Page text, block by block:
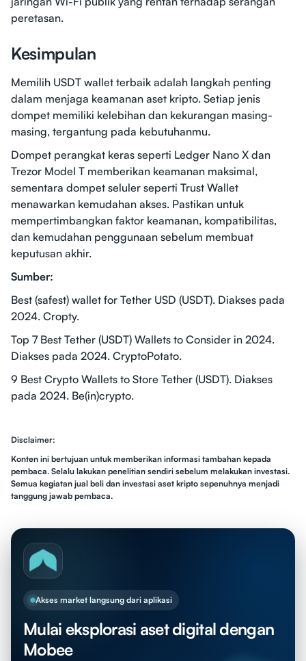
peretasan.
Kesimpulan
Memilih USDT wallet terbaik adalah langkah penting
dalam menjaga keamanan aset kripto. Setiap jenis
dompet memiliki kelebihan dan kekurangan masing-
masing, tergantung pada kebutuhanmu.
Dompet perangkat keras seperti Ledger Nano X dan
Trezor Model T memberikan keamanan maksimal,
sementara dompet seluler seperti Trust Wallet
menawarkan kemudahan akses. Pastikan untuk
mempertimbangkan faktor keamanan, kompatibilitas,
dan kemudahan penggunaan sebelum membuat
keputusan akhir.
Sumber:
Best (safest) wallet for Tether USD (USDT). Diakses pada
2024. Cropty.
Top 7 Best Tether (USDT) Wallets to Consider in 2024.
Diakses pada 2024. CryptoPotato.
9 Best Crypto Wallets to Store Tether (USDT). Diakses
pada 2024. Be(in)crypto.
Disclaimer:
Konten ini bertujuan untuk memberikan informasi tambahan kepada
pembaca. Selalu lakukan penelitian sendiri sebelum melakukan investasi.
Semua kegiatan jual beli dan investasi aset kripto sepenuhnya menjadi
tanggung jawab pembaca.
Akses market langsung dari aplikasi
Mulai eksplorasi aset digital dengan
Mobee